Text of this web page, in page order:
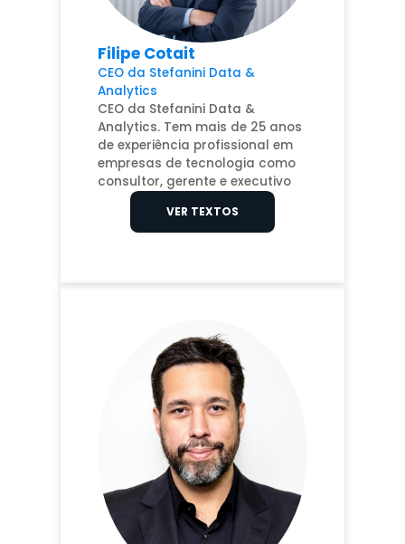
Filipe Cotait
CEO da Stefanini Data &
Analytics
CEO da Stefanini Data &
Analytics. Tem mais de 25 anos
de experiência profissional em
empresas de tecnologia como
consultor, gerente e executivo
VER TEXTOS